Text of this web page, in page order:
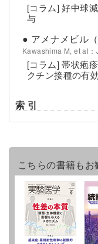
[コラム] 好中球
与
● アメナメビル
Kawashima M, et al
[コラム] 帯状疱
クチン接種の有
索 引
こちらの書籍も